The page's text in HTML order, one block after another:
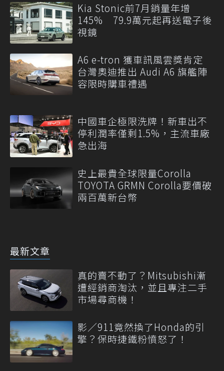
Kia Stonic前7月銷量年增
145% 79.9萬元起再送電子後
視鏡
A6 e-tron 獲車訊風雲獎肯定
台灣奧迪推出 Audi A6 旗艦陣
容限時購車禮遇
中國車企極限洗牌！新車出不
停利潤率僅剩1.5%，主流車廠
急出海
史上最貴全球限量Corolla
TOYOTA GRMN Corolla要價破
兩百萬新台幣
最新文章
真的賣不動了？Mitsubishi漸
遭經銷商淘汰，並且專注二手
市場尋商機！
影／911竟然換了Honda的引
擎？保時捷鐵粉憤怒了！